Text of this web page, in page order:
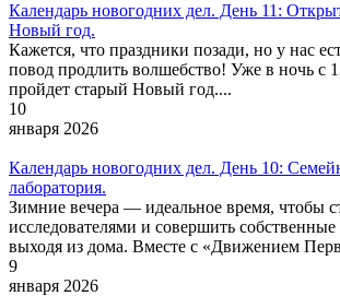
Календарь новогодних дел. День 11:
Новый год.
Кажется, что праздники позади, но у нас
повод продлить волшебство! Уже в ночь с
пройдет старый Новый год....
10
января 2026
Календарь новогодних дел. День 10:
лаборатория.
Зимние вечера — идеальное время, чтобы
исследователями и совершить
выходя из дома. Вместе с «Движением
9
января 2026